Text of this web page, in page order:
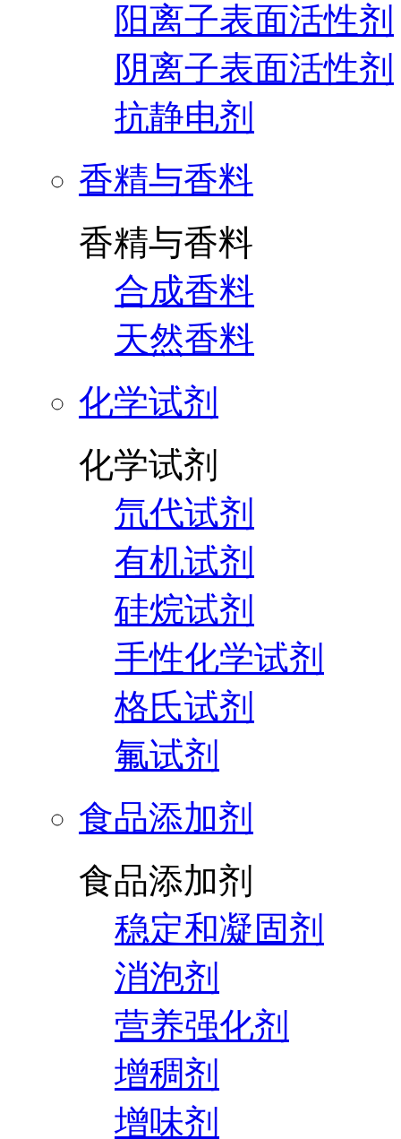
阳离子表面活性剂
阴离子表面活性剂
抗静电剂
香精与香料
香精与香料
合成香料
天然香料
化学试剂
化学试剂
氘代试剂
有机试剂
硅烷试剂
手性化学试剂
格氏试剂
氟试剂
食品添加剂
食品添加剂
稳定和凝固剂
消泡剂
营养强化剂
增稠剂
增味剂